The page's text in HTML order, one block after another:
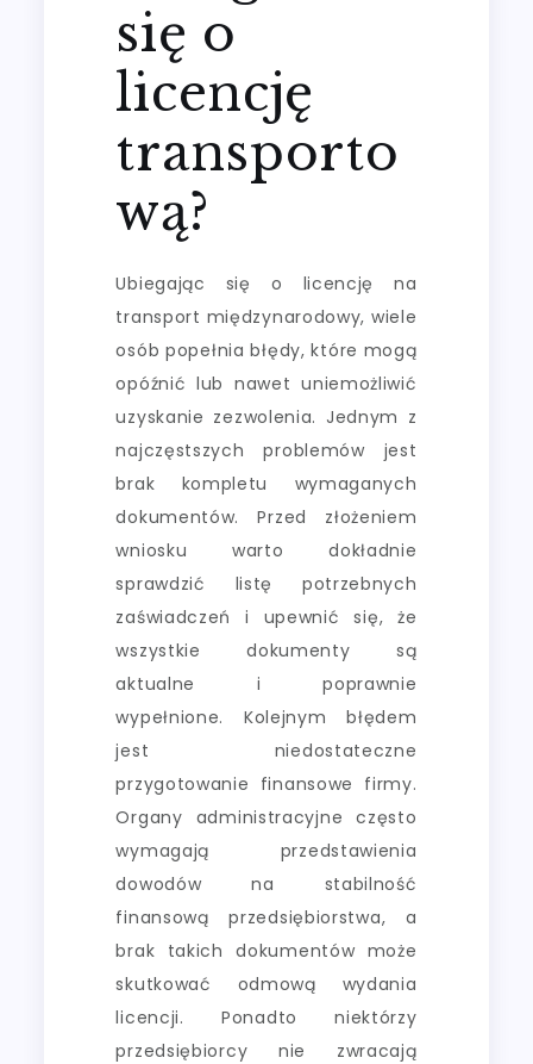
się o
licencję
transporto
wą?
Ubiegając się o licencję na
transport międzynarodowy, wiele
osób popełnia błędy, które mogą
opóźnić lub nawet uniemożliwić
uzyskanie zezwolenia. Jednym z
najczęstszych problemów jest
brak kompletu wymaganych
dokumentów. Przed złożeniem
wniosku warto dokładnie
sprawdzić listę potrzebnych
zaświadczeń i upewnić się, że
wszystkie dokumenty są
aktualne i poprawnie
wypełnione. Kolejnym błędem
jest niedostateczne
przygotowanie finansowe firmy.
Organy administracyjne często
wymagają przedstawienia
dowodów na stabilność
finansową przedsiębiorstwa, a
brak takich dokumentów może
skutkować odmową wydania
licencji. Ponadto niektórzy
przedsiębiorcy nie zwracają